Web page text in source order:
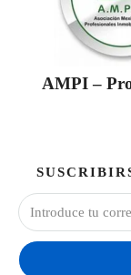
AMPI –